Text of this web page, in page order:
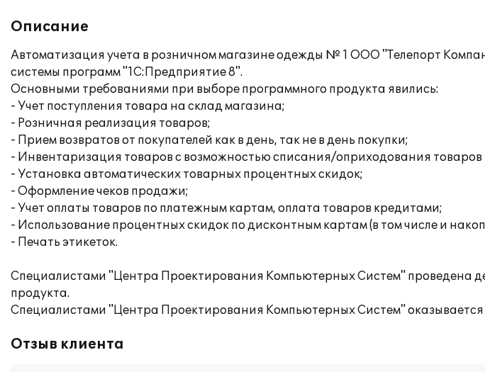
Описание
Автоматизация учета в розничном магазине одежды № 1 ООО "Телепорт
системы программ "1С:Предприятие 8".
Основными требованиями при выборе программного продукта явились:
- Учет поступления товара на склад магазина;
- Розничная реализация товаров;
- Прием возвратов от покупателей как в день, так не в день покупки;
- Инвентаризация товаров с возможностью списания/оприходования товаров
- Установка автоматических товарных процентных скидок;
- Оформление чеков продажи;
- Учет оплаты товаров по платежным картам, оплата товаров кредитами;
- Использование процентных скидок по дисконтным картам (в том числе и
- Печать этикеток.
Специалистами "Центра Проектирования Компьютерных Систем" проведена
продукта.
Специалистами "Центра Проектирования Компьютерных Систем"
Отзыв клиента